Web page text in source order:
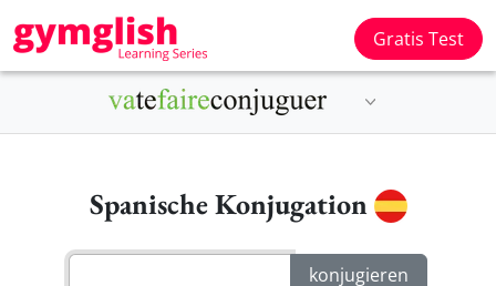
Gratis Test
Spanische Konjugation